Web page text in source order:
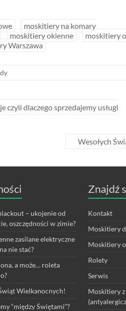
moskitiery na komary
moskitiery okienne
moskitiery
Warszawa
czyli dlaczego sprzedajemy usługi
Wesołych
– ukojenie od
oszczędności w zimie?
zasilane elektryczne
nie stać?
a może… roleta
Wielkanocnych!
“między Świętami”?
Znajdź
Kontakt
Moskitiery
Moskitiery
Rolety
Serwis
Moskitiery